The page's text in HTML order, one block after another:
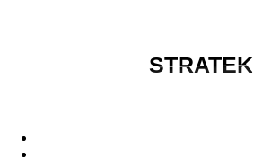
STRATEK
STRATEK